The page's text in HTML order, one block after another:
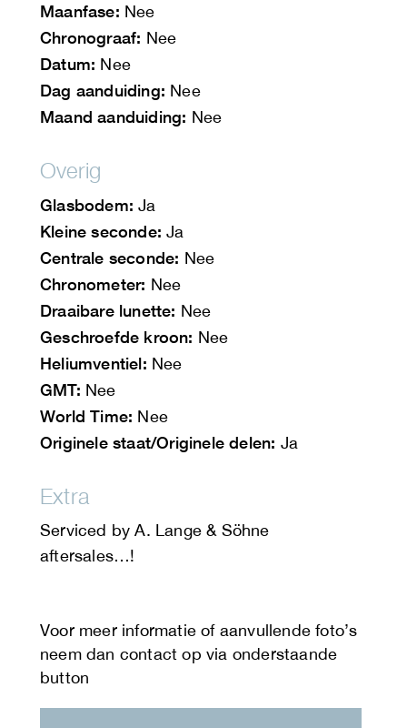
Maanfase: Nee
Chronograaf: Nee
Datum: Nee
Dag aanduiding: Nee
Maand aanduiding: Nee
Overig
Glasbodem: Ja
Kleine seconde: Ja
Centrale seconde: Nee
Chronometer: Nee
Draaibare lunette: Nee
Geschroefde kroon: Nee
Heliumventiel: Nee
GMT: Nee
World Time: Nee
Originele staat/Originele delen: Ja
Extra
Serviced by A. Lange & Söhne
aftersales…!